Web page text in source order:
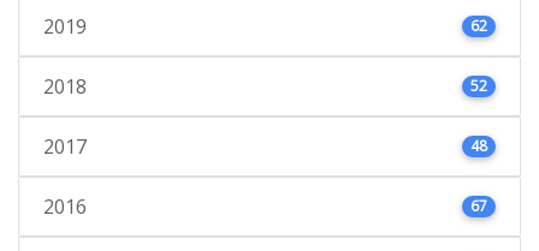
2019 62
2018 52
2017 48
2016 67